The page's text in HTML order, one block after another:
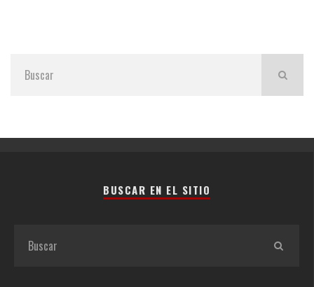
BUSCAR EN EL SITIO